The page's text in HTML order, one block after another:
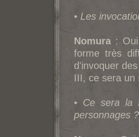
• Les
Nomura :
forme très
d'invoquer
III, ce sera un
• Ce sera la
personnages ?